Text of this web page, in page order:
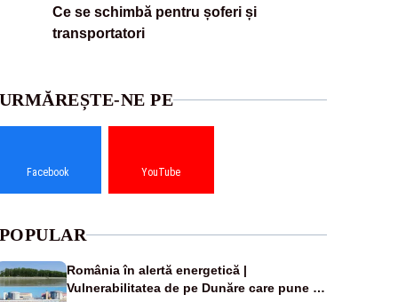
Ce se schimbă pentru șoferi și
transportatori
NE PE
Facebook YouTube
România în alertă energetică |
Vulnerabilitatea de pe Dunăre care pune în